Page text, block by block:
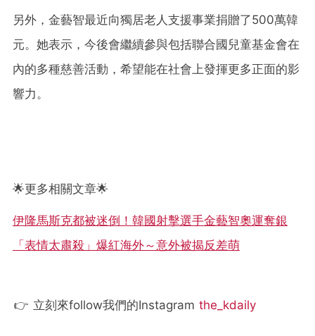
另外，金藝智最近向獨居老人支援事業捐贈了500萬韓
元。她表示，今後會繼續參與包括聯合國兒童基金會在
內的多種慈善活動，希望能在社會上發揮更多正面的影
響力。
🌟更多相關文章🌟
伊隆馬斯克都被迷倒！韓國射擊選手金藝智奧運奪銀
「表情太肅殺」爆紅海外～意外被揭反差萌
👉 立刻來follow我們的Instagram the_kdaily